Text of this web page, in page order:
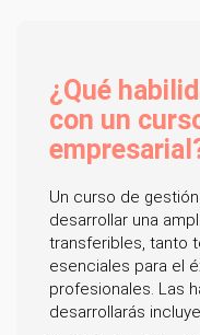
¿Qué
con un
Un curso de
desarrollar una
transferibles, tanto
esenciales para el
profesionales. Las
desarrollarás